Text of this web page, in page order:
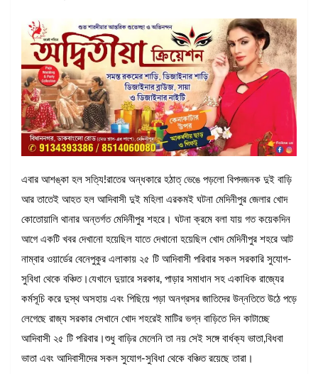
এবার আশঙ্কা হল সত্যি!রাতের অন্ধকারে হঠাত্ ভেঙে পড়লো বিপদজনক দুই বাড়ি
আর তাতেই আহত হল আদিবাসী দুই মহিলা এরকমই ঘটনা মেদিনীপুর জেলার খোদ
কোতোয়ালি থানার অন্তর্গত মেদিনীপুর শহরে। ঘটনা ক্রমে বলা যায় গত কয়েকদিন
আগে একটি খবর দেখানো হয়েছিল যাতে দেখানো হয়েছিল খোদ মেদিনীপুর শহরে আট
নাম্বার ওয়ার্ডের বেনেপুকুর এলাকায় ২৫ টি আদিবাসী পরিবার সকল সরকারি সুযোগ-
সুবিধা থেকে বঞ্চিত।যেখানে দুয়ারে সরকার, পাড়ার সমাধান সহ একাধিক রাজ্যের
কর্মসূচি করে দুস্থ অসহায় এবং পিছিয়ে পড়া অনগ্রসর জাতিদের উন্নতিতে উঠে পড়ে
লেগেছে রাজ্য সরকার সেখানে খোদ শহরেই মাটির ভগ্ন বাড়িতে দিন কাটাচ্ছে
আদিবাসী ২৫ টি পরিবার।শুধু বাড়ির মেলেনি তা নয় সেই সঙ্গে বার্ধক্য ভাতা,বিধবা
ভাতা এবং আদিবাসীদের সকল সুযোগ-সুবিধা থেকে বঞ্চিত রয়েছে তারা।